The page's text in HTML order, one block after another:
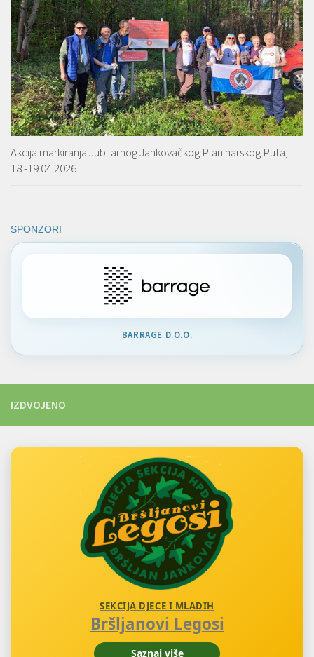
Akcija markiranja Jubilarnog Jankovačkog Planinarskog Puta;
18.-19.04.2026.
SPONZORI
BARRAGE D.O.O.
IZDVOJENO
SEKCIJA DJECE I MLADIH
Bršljanovi Legosi
Saznaj više